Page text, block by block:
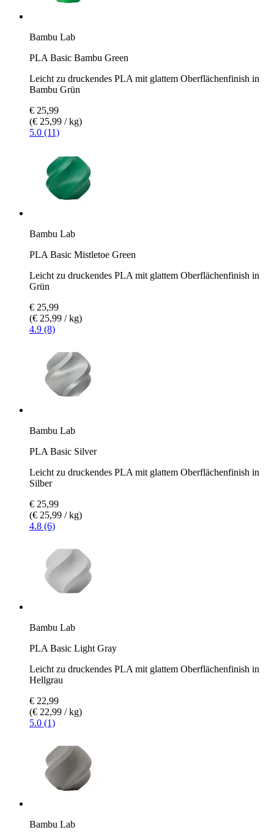
Bambu Lab
PLA Basic Bambu Green
Leicht zu druckendes PLA mit glattem Oberflächenfinish in
Bambu Grün
€ 25,99
(€ 25,99 / kg)
5.0 (11)
Bambu Lab
PLA Basic Mistletoe Green
Leicht zu druckendes PLA mit glattem Oberflächenfinish in
Grün
€ 25,99
(€ 25,99 / kg)
4.9 (8)
Bambu Lab
PLA Basic Silver
Leicht zu druckendes PLA mit glattem Oberflächenfinish in
Silber
€ 25,99
(€ 25,99 / kg)
4.8 (6)
Bambu Lab
PLA Basic Light Gray
Leicht zu druckendes PLA mit glattem Oberflächenfinish in
Hellgrau
€ 22,99
(€ 22,99 / kg)
5.0 (1)
Bambu Lab